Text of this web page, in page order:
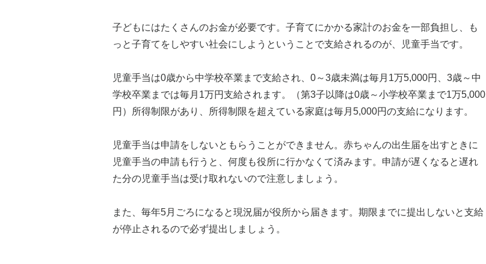
子どもにはたくさんのお金が必要です。子育てにかかる家計のお金を一部負担し、も
っと子育てをしやすい社会にしようということで支給されるのが、児童手当です。
児童手当は0歳から中学校卒業まで支給され、0～3歳未満は毎月1万5,000円、3歳～中
学校卒業までは毎月1万円支給されます。（第3子以降は0歳～小学校卒業まで1万5,000
円）所得制限があり、所得制限を超えている家庭は毎月5,000円の支給になります。
児童手当は申請をしないともらうことができません。赤ちゃんの出生届を出すときに
児童手当の申請も行うと、何度も役所に行かなくて済みます。申請が遅くなると遅れ
た分の児童手当は受け取れないので注意しましょう。
また、毎年5月ごろになると現況届が役所から届きます。期限までに提出しないと支給
が停止されるので必ず提出しましょう。